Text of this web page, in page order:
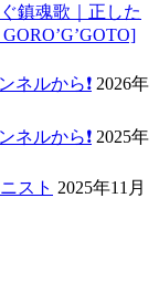
鎮魂歌｜正した
ネルから❗️ 2026年
ネルから❗️ 2025年
スト 2025年11月